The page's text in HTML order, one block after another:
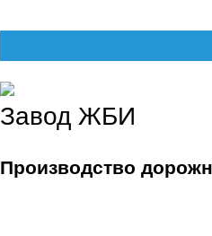
Завод ЖБИ
Производство